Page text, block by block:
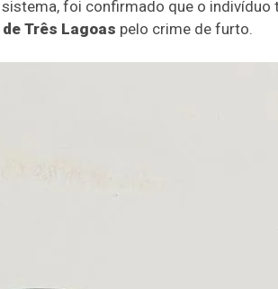
foi confirmado que o indivíduo
Três Lagoas pelo crime de furto.
60 65 69 78
Ver detalhes